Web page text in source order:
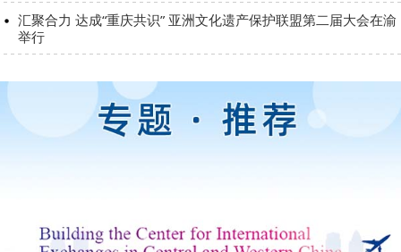
汇聚合力 达成“重庆共识” 亚洲文化遗产保护联盟第二届大会在渝
举行